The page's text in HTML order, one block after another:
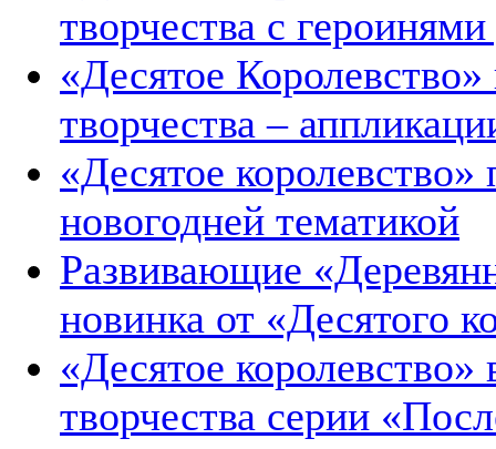
творчества с
«Десятое
творчества –
«Десятое
новогодней тематикой
Развивающие
новинка от «Десятого
«Десятое
творчества серии